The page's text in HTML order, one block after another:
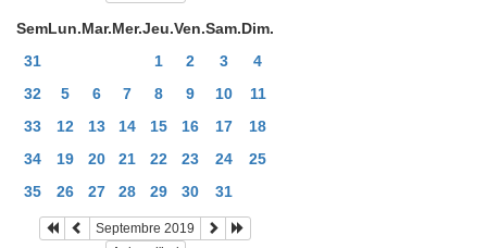
SemLun.Mar.Mer.Jeu.Ven.Sam.Dim.
31
1 2 3
4
32
5 6 7 8 9 10
11
33
12 13 14 15 16 17
18
34
19 20 21 22 23 24
25
35
26 27 28 29 30 31
Septembre 2019